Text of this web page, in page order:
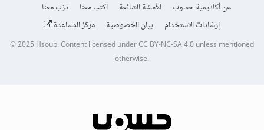
عن أكاديمية حسوب الأسئلة الشائعة اكتب معنا
درّب معنا
إرشادات الاستخدام
بيان الخصوصية مركز المساعدة
© 2025Hsoub.Content licensed underCC BY-NC-SA 4.0unless mentioned
otherwise.